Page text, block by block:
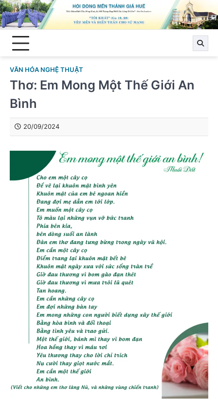
Skip
to
content
VĂN HÓA NGHỆ THUẬT
Thơ: Em Mong Một Thế Giới An
Bình
20/09/2024